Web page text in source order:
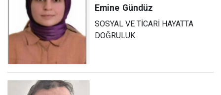
Emine Gündüz
SOSYAL VE TİCARİ HAYATTA
DOĞRULUK